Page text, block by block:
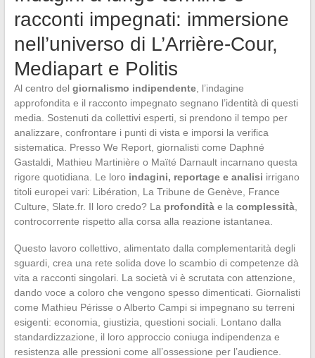
racconti impegnati: immersione
nell’universo di L’Arrière-Cour,
Mediapart e Politis
Al centro del giornalismo indipendente, l’indagine
approfondita e il racconto impegnato segnano l’identità di questi
media. Sostenuti da collettivi esperti, si prendono il tempo per
analizzare, confrontare i punti di vista e imporsi la verifica
sistematica. Presso We Report, giornalisti come Daphné
Gastaldi, Mathieu Martinière o Maïté Darnault incarnano questa
rigore quotidiana. Le loro indagini, reportage e analisi irrigano
titoli europei vari: Libération, La Tribune de Genève, France
Culture, Slate.fr. Il loro credo? La profonditàe la complessità,
controcorrente rispetto alla corsa alla reazione istantanea.
Questo lavoro collettivo, alimentato dalla complementarità degli
sguardi, crea una rete solida dove lo scambio di competenze dà
vita a racconti singolari. La società vi è scrutata con attenzione,
dando voce a coloro che vengono spesso dimenticati. Giornalisti
come Mathieu Périsse o Alberto Campi si impegnano su terreni
esigenti: economia, giustizia, questioni sociali. Lontano dalla
standardizzazione, il loro approccio coniuga indipendenza e
resistenza alle pressioni come all’ossessione per l’audience.